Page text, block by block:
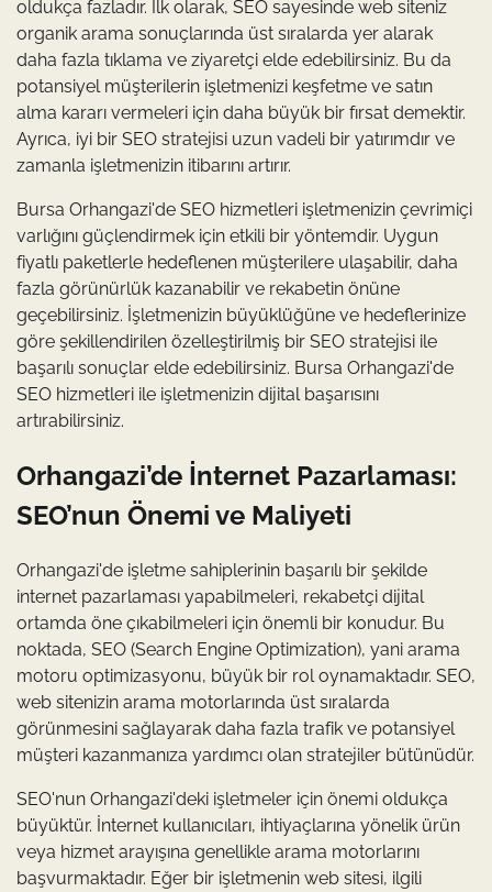
oldukça fazladır. İlk olarak, SEO sayesinde web siteniz
organik arama sonuçlarında üst sıralarda yer alarak
daha fazla tıklama ve ziyaretçi elde edebilirsiniz. Bu da
potansiyel müşterilerin işletmenizi keşfetme ve satın
alma kararı vermeleri için daha büyük bir fırsat demektir.
Ayrıca, iyi bir SEO stratejisi uzun vadeli bir yatırımdır ve
zamanla işletmenizin itibarını artırır.
Bursa Orhangazi'de SEO hizmetleri işletmenizin çevrimiçi
varlığını güçlendirmek için etkili bir yöntemdir. Uygun
fiyatlı paketlerle hedeflenen müşterilere ulaşabilir, daha
fazla görünürlük kazanabilir ve rekabetin önüne
geçebilirsiniz. İşletmenizin büyüklüğüne ve hedeflerinize
göre şekillendirilen özelleştirilmiş bir SEO stratejisi ile
başarılı sonuçlar elde edebilirsiniz. Bursa Orhangazi'de
SEO hizmetleri ile işletmenizin dijital başarısını
artırabilirsiniz.
Orhangazi’de İnternet Pazarlaması:
SEO’nun Önemi ve Maliyeti
Orhangazi'de işletme sahiplerinin başarılı bir şekilde
internet pazarlaması yapabilmeleri, rekabetçi dijital
ortamda öne çıkabilmeleri için önemli bir konudur. Bu
noktada, SEO (Search Engine Optimization), yani arama
motoru optimizasyonu, büyük bir rol oynamaktadır. SEO,
web sitenizin arama motorlarında üst sıralarda
görünmesini sağlayarak daha fazla trafik ve potansiyel
müşteri kazanmanıza yardımcı olan stratejiler bütünüdür.
SEO'nun Orhangazi'deki işletmeler için önemi oldukça
büyüktür. İnternet kullanıcıları, ihtiyaçlarına yönelik ürün
veya hizmet arayışına genellikle arama motorlarını
başvurmaktadır. Eğer bir işletmenin web sitesi, ilgili